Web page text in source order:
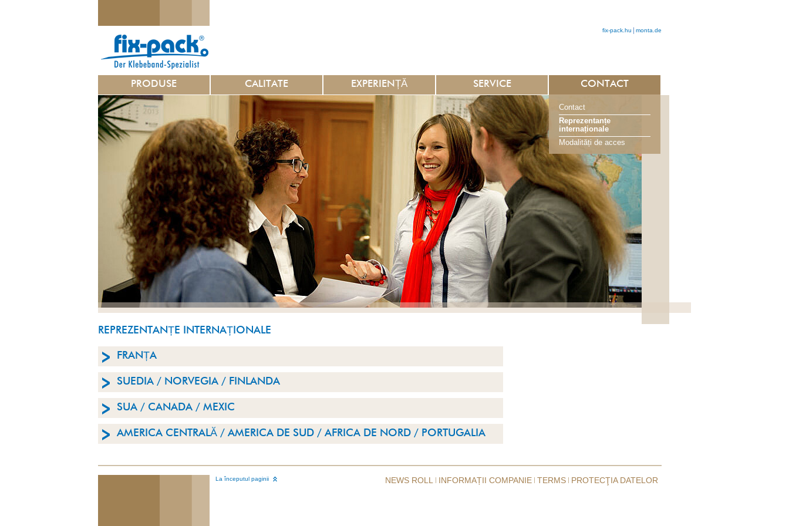
fix-pack.hu monta.de
PRODUSE CALITATE EXPERIENȚĂ SERVICE CONTACT
Contact
Reprezentanțe
internaționale
Modalități de acces
REPREZENTANȚE INTERNAȚIONALE
FRANȚA
SUEDIA / NORVEGIA / FINLANDA
SUA / CANADA / MEXIC
AMERICA CENTRALĂ / AMERICA DE SUD / AFRICA DE NORD / PORTUGALIA
La începutul paginii NEWS ROLL INFORMAȚII COMPANIE TERMS PROTECŢIA DATELOR